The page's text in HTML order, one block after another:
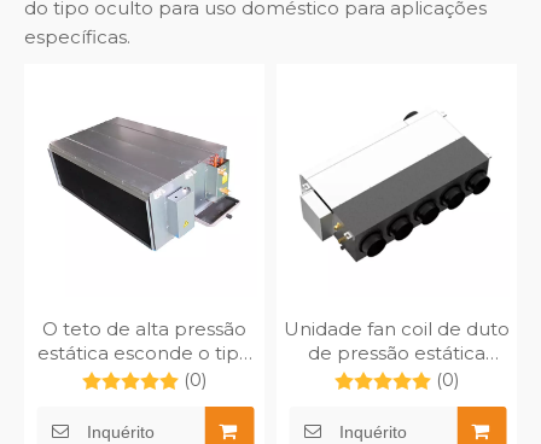
do tipo oculto para uso doméstico para aplicações
específicas.
O teto de alta pressão
estática esconde o tipo
unidade de fan coil
MFP-340HAW do duto
(0)
Inquérito
Unidade fan coil de duto
de pressão estática
média de
funcionamento
silencioso DC-MFP-
(0)
Inquérito